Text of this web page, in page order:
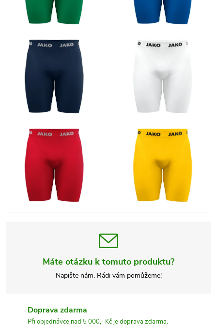
Máte otázku k tomuto produktu?
Napište nám. Rádi vám pomůžeme!
Doprava zdarma
Při objednávce nad 5 000,- Kč je doprava zdarma.